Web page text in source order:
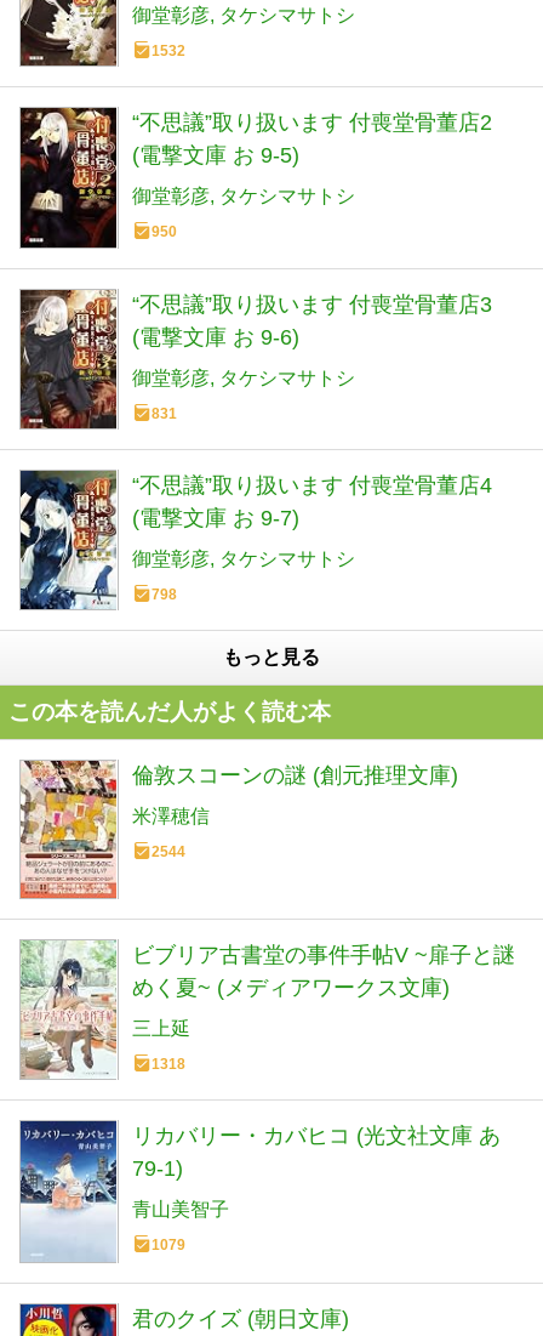
御堂彰彦 タケシマサトシ
1532
“不思議”取り扱います 付喪堂骨董店2
(電撃文庫 お 9-5)
御堂彰彦 タケシマサトシ
950
“不思議”取り扱います 付喪堂骨董店3
(電撃文庫 お 9-6)
御堂彰彦 タケシマサトシ
831
“不思議”取り扱います 付喪堂骨董店4
(電撃文庫 お 9-7)
御堂彰彦 タケシマサトシ
798
もっと見る
この本を読んだ人がよく読む本
倫敦スコーンの謎 (創元推理文庫)
米澤穂信
2544
ビブリア古書堂の事件手帖V ~扉子と謎
めく夏~ (メディアワークス文庫)
三上延
1318
リカバリー・カバヒコ (光文社文庫 あ
79-1)
青山美智子
1079
君のクイズ (朝日文庫)